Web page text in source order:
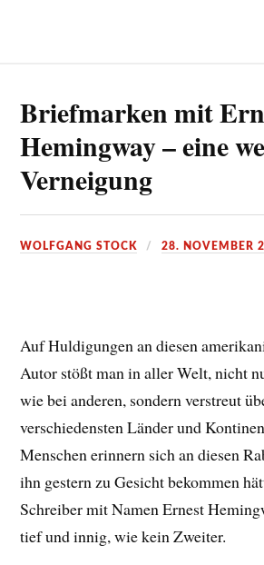
Briefmarken mit
Hemingway – eine
Verneigung
WOLFGANG STOCK 28. NOVEMBER
Auf Huldigungen an diesen
Autor stößt man in aller Welt, nicht
wie bei anderen, sondern verstreut
verschiedensten Länder und
Menschen erinnern sich an diesen
ihn gestern zu Gesicht bekommen
Schreiber mit Namen Ernest
tief und innig, wie kein Zweiter.